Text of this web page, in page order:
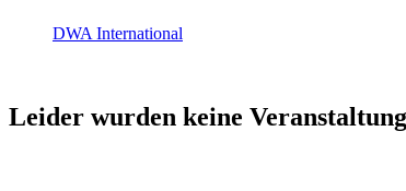
DWA International
Leider wurden keine